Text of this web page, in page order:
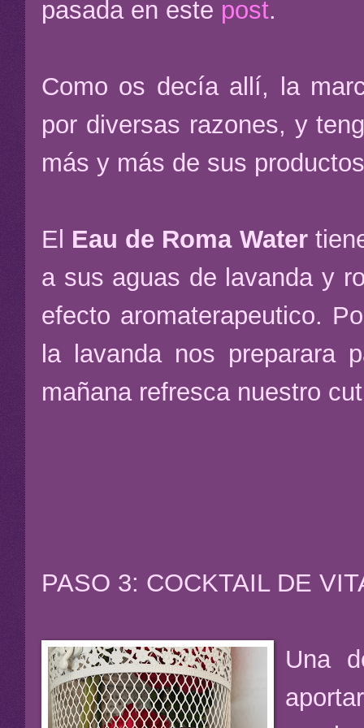
pasada en este post.
Como os decía allí, la
por diversas razones, y
más y más de sus
El Eau de Roma Water
a sus aguas de lavanda y
efecto aromaterapeutico.
la lavanda nos preparara
mañana refresca nuestro
PASO 3: COCKTAIL DE
Una